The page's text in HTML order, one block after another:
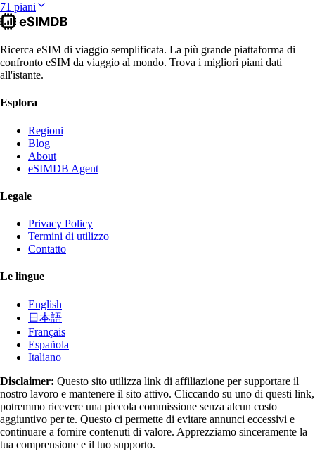
71 piani
Ricerca eSIM di viaggio semplificata. La più grande piattaforma di
confronto eSIM da viaggio al mondo. Trova i migliori piani dati
all'istante.
Esplora
Regioni
Blog
About
eSIMDB Agent
Legale
Privacy Policy
Termini di utilizzo
Contatto
Le lingue
English
日本語
Français
Española
Italiano
Disclaimer: Questo sito utilizza link di affiliazione per supportare il
nostro lavoro e mantenere il sito attivo. Cliccando su uno di questi link,
potremmo ricevere una piccola commissione senza alcun costo
aggiuntivo per te. Questo ci permette di evitare annunci eccessivi e
continuare a fornire contenuti di valore. Apprezziamo sinceramente la
tua comprensione e il tuo supporto.